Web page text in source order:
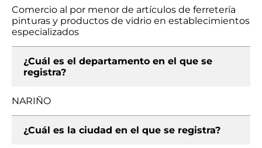
Comercio al por menor de artículos de ferretería
pinturas y productos de vidrio en establecimientos
especializados
¿Cuál es el departamento en el que se
registra?
NARIÑO
¿Cuál es la ciudad en el que se registra?